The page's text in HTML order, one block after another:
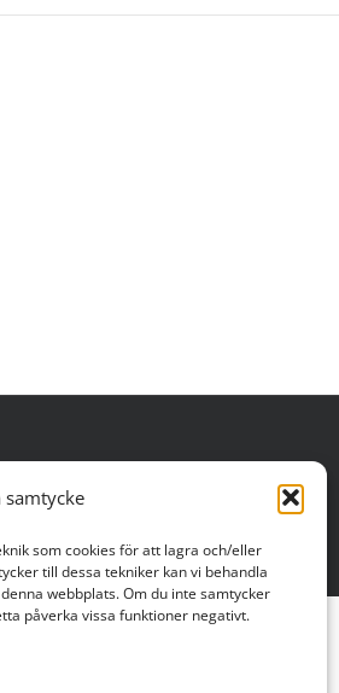
samtycke
som cookies för att lagra och/eller
till dessa tekniker kan vi behandla
webbplats. Om du inte samtycker
påverka vissa funktioner negativt.